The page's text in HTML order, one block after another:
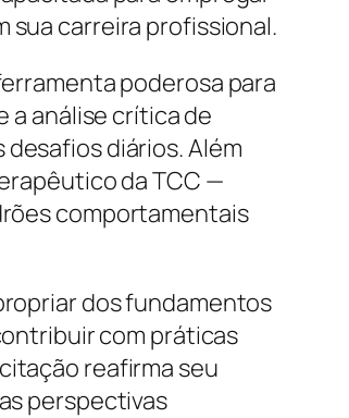
sua carreira profissional.
poderosa para
a análise crítica de
diários. Além
da TCC —
comportamentais
dos fundamentos
com práticas
reafirma seu
perspectivas